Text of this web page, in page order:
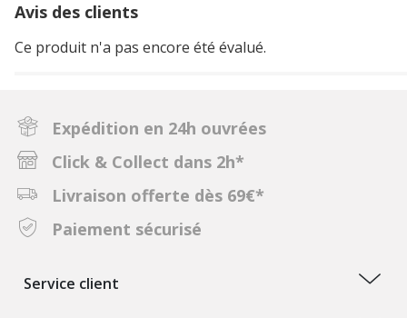
Avis des clients
Ce produit n'a pas encore été évalué.
Expédition en 24h ouvrées
Click & Collect dans 2h*
Livraison offerte dès 69€*
Paiement sécurisé
Service client